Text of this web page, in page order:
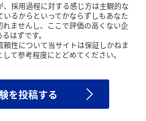
採用過程に対する感じ方は主観的な
るからといってかならずしもあなた
ませんし、ここで評価の高くない企
はずです。
性について当サイトは保証しかねま
て参考程度にとどめてください。
を投稿する